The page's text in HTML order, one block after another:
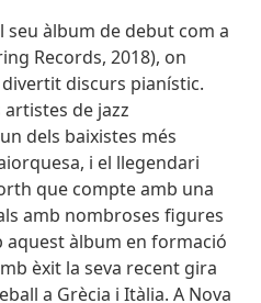
seu àlbum de debut com a
Records, 2018), on
discurs pianístic.
de jazz
dels baixistes més
i el llegendari
que compte amb una
amb nombroses figures
aquest àlbum en formació
èxit la seva recent gira
a Grècia i Itàlia. A Nova